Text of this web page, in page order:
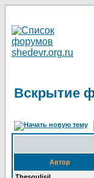
Вскрытие
Автор